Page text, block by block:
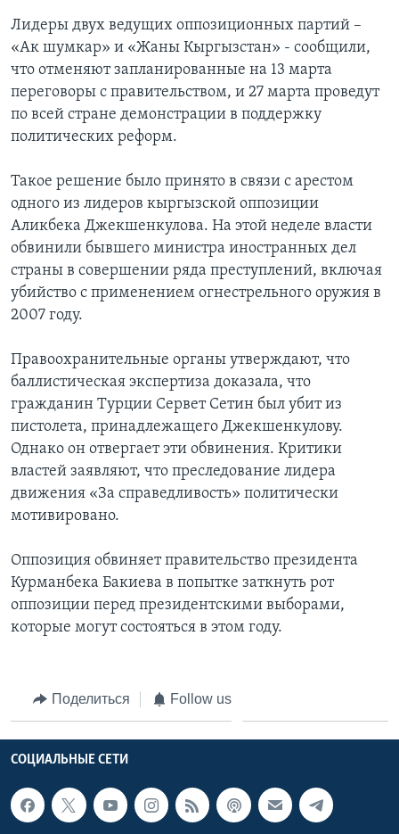
АМЕРИКА. БОЛЬШОЕ ПУТЕШЕСТВИЕ
ПОДПИСКА НА НОВОСТИ
Learning English
СОЦИАЛЬНЫЕ СЕТИ
Языки
Лидеры двух ведущих оппозиционных партий –
«Ак шумкар» и «Жаны Кыргызстан» - сообщили,
что отменяют запланированные на 13 марта
переговоры с правительством, и 27 марта проведут
по всей стране демонстрации в поддержку
политических реформ.
Такое решение было принято в связи с арестом
одного из лидеров кыргызской оппозиции
Аликбека Джекшенкулова. На этой неделе власти
обвинили бывшего министра иностранных дел
страны в совершении ряда преступлений, включая
убийство с применением огнестрельного оружия в
2007 году.
Правоохранительные органы утверждают, что
баллистическая экспертиза доказала, что
гражданин Турции Сервет Сетин был убит из
пистолета, принадлежащего Джекшенкулову.
Однако он отвергает эти обвинения. Критики
властей заявляют, что преследование лидера
движения «За справедливость» политически
мотивировано.
Оппозиция обвиняет правительство президента
Курманбека Бакиева в попытке заткнуть рот
оппозиции перед президентскими выборами,
которые могут состояться в этом году.
Поделиться Follow us
СОЦИАЛЬНЫЕ СЕТИ